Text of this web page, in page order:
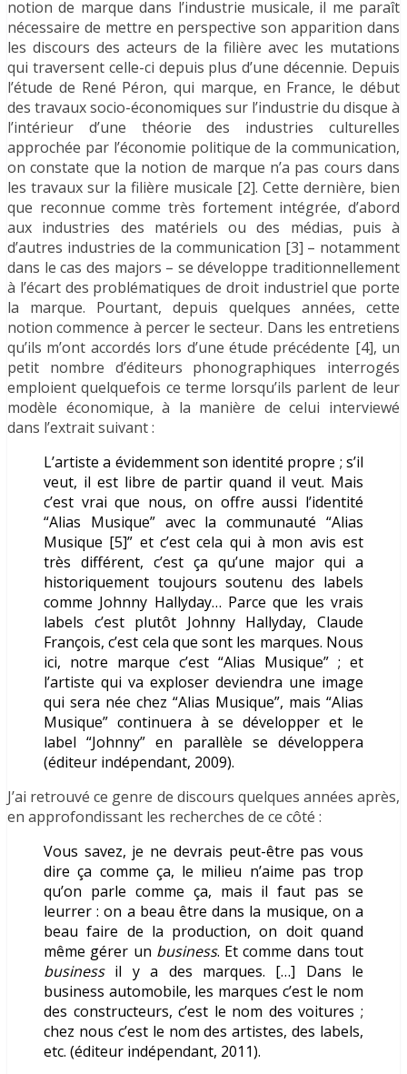
notion de marque dans l’industrie musicale, il me paraît
nécessaire de mettre en perspective son apparition dans
les discours des acteurs de la filière avec les mutations
qui traversent celle-ci depuis plus d’une décennie. Depuis
l’étude de René Péron, qui marque, en France, le début
des travaux socio-économiques sur l’industrie du disque à
l’intérieur d’une théorie des industries culturelles
approchée par l’économie politique de la communication,
on constate que la notion de marque n’a pas cours dans
les travaux sur la filière musicale [2]. Cette dernière, bien
que reconnue comme très fortement intégrée, d’abord
aux industries des matériels ou des médias, puis à
d’autres industries de la communication [3] – notamment
dans le cas des majors – se développe traditionnellement
à l’écart des problématiques de droit industriel que porte
la marque. Pourtant, depuis quelques années, cette
notion commence à percer le secteur. Dans les entretiens
qu’ils m’ont accordés lors d’une étude précédente [4], un
petit nombre d’éditeurs phonographiques interrogés
emploient quelquefois ce terme lorsqu’ils parlent de leur
modèle économique, à la manière de celui interviewé
dans l’extrait suivant :
L’artiste a évidemment son identité propre ; s’il
veut, il est libre de partir quand il veut. Mais
c’est vrai que nous, on offre aussi l’identité
“Alias Musique” avec la communauté “Alias
Musique [5]” et c’est cela qui à mon avis est
très différent, c’est ça qu’une major qui a
historiquement toujours soutenu des labels
comme Johnny Hallyday… Parce que les vrais
labels c’est plutôt Johnny Hallyday, Claude
François, c’est cela que sont les marques. Nous
ici, notre marque c’est “Alias Musique” ; et
l’artiste qui va exploser deviendra une image
qui sera née chez “Alias Musique”, mais “Alias
Musique” continuera à se développer et le
label “Johnny” en parallèle se développera
(éditeur indépendant, 2009).
J’ai retrouvé ce genre de discours quelques années après,
en approfondissant les recherches de ce côté :
Vous savez, je ne devrais peut-être pas vous
dire ça comme ça, le milieu n’aime pas trop
qu’on parle comme ça, mais il faut pas se
leurrer : on a beau être dans la musique, on a
beau faire de la production, on doit quand
même gérer un business. Et comme dans tout
businessil y a des marques. […] Dans le
business automobile, les marques c’est le nom
des constructeurs, c’est le nom des voitures ;
chez nous c’est le nom des artistes, des labels,
etc. (éditeur indépendant, 2011).